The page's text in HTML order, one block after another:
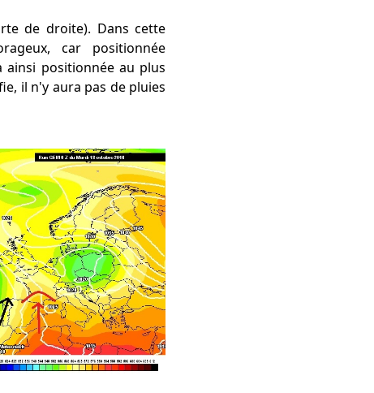
de droite). Dans cette
car positionnée
positionnée au plus
il n'y aura pas de pluies